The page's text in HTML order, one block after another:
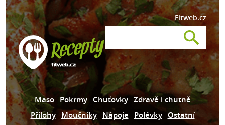
Fitweb.cz
Maso Pokrmy Chuťovky Zdravě i chutně
Přílohy Moučníky Nápoje Polévky Ostatní